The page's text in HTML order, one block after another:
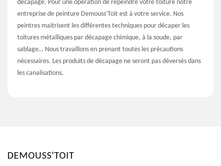
décapage. Pour une opération de repeindre votre toiture notre
entreprise de peinture Demouss'Toit est à votre service. Nos
peintres maitrisent les différentes techniques pour décaper les
toitures métalliques par décapage chimique, à la soude, par
sablage… Nous travaillons en prenant toutes les précautions
nécessaires. Les produits de décapage ne seront pas déversés dans
les canalisations.
DEMOUSS'TOIT